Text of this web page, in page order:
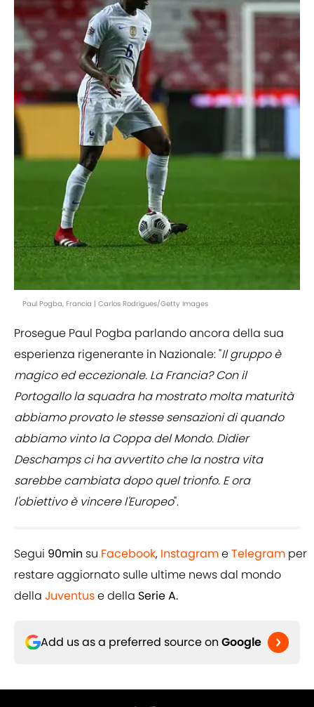
Paul Pogba, Francia | Carlos Rodrigues/Getty Images
Prosegue Paul Pogba parlando ancora della sua
esperienza rigenerante in Nazionale: "Il gruppo è
magico ed eccezionale. La Francia? Con il
Portogallo la squadra ha mostrato molta maturità
abbiamo provato le stesse sensazioni di quando
abbiamo vinto la Coppa del Mondo. Didier
Deschamps ci ha avvertito che la nostra vita
sarebbe cambiata dopo quel trionfo. E ora
l'obiettivo è vincere l'Europeo".
Segui 90min su Facebook, InstagrameTelegram per
restare aggiornato sulle ultime news dal mondo
della Juventuse della Serie A.
Add us as a preferred source on Google